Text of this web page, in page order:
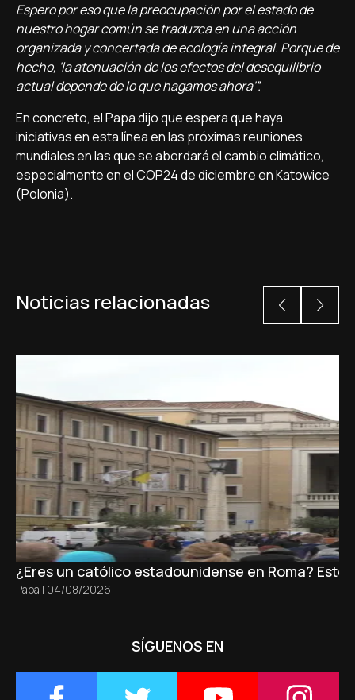
Espero por eso que la preocupación por el estado de
nuestro hogar común se traduzca en una acción
organizada y concertada de ecología integral. Porque de
hecho, 'la atenuación de los efectos del desequilibrio
actual depende de lo que hagamos ahora'”.
En concreto, el Papa dijo que espera que haya
iniciativas en esta línea en las próximas reuniones
mundiales en las que se abordará el cambio climático,
especialmente en el COP24 de diciembre en Katowice
(Polonia).
Noticias relacionadas
¿Eres un católico estadounidense en Roma?
Papa | 04/08/2026
SÍGUENOS EN